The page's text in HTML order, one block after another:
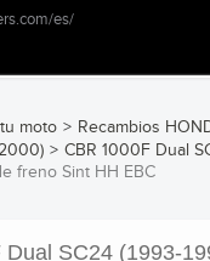
moto > Recambios
> CBR 1000F Dual
freno Sint HH EBC
Dual SC24 (1993-